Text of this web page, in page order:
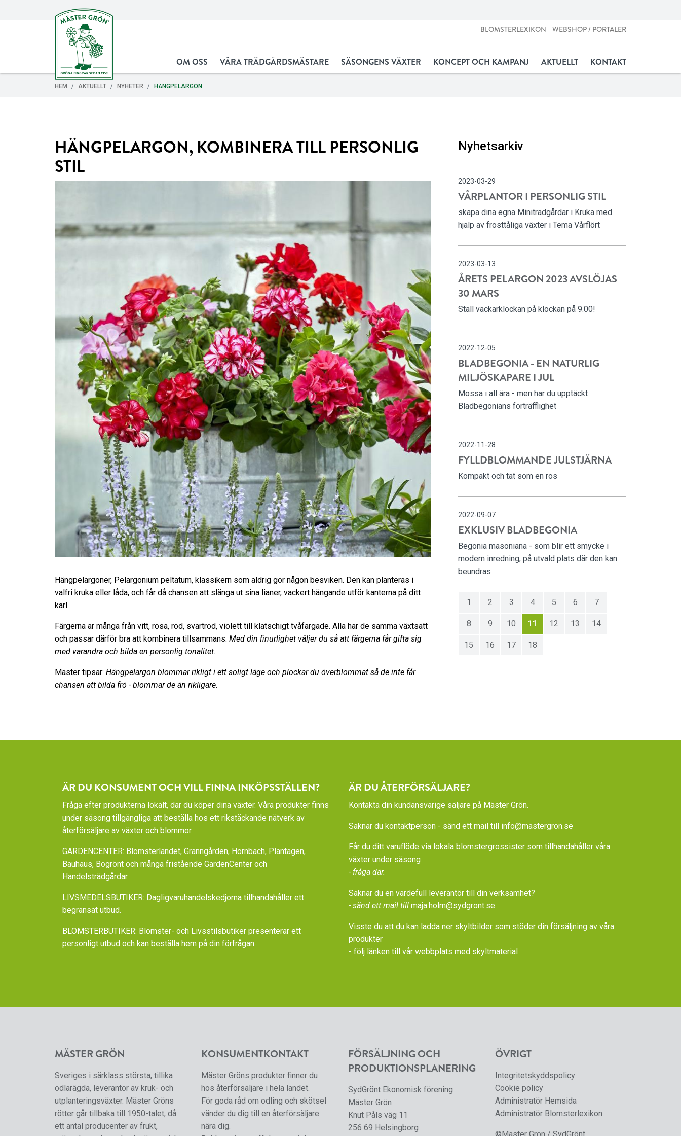
BLOMSTERLEXIKON WEBSHOP / PORTALER
OM OSS VÅRA TRÄDGÅRDSMÄSTARE SÄSONGENS VÄXTER KONCEPT OCH KAMPANJ AKTUELLT KONTAKT
HEM AKTUELLT NYHETER HÄNGPELARGON
HÄNGPELARGON, KOMBINERA TILL PERSONLIG
STIL
Hängpelargoner, Pelargonium peltatum, klassikern som aldrig gör någon besviken. Den kan planteras i
valfri kruka eller låda, och får då chansen att slänga ut sina lianer, vackert hängande utför kanterna på ditt
kärl.
Färgerna är många från vitt, rosa, röd, svartröd, violett till klatschigt tvåfärgade. Alla har de samma växtsätt
och passar därför bra att kombinera tillsammans. Med din finurlighet väljer du så att färgerna får gifta sig
med varandra och bilda en personlig tonalitet.
Mäster tipsar: Hängpelargon blommar rikligt i ett soligt läge och plockar du överblommat så de inte får
chansen att bilda frö - blommar de än rikligare.
Nyhetsarkiv
2023-03-29
VÅRPLANTOR I PERSONLIG STIL
skapa dina egna Miniträdgårdar i Kruka med
hjälp av frosttåliga växter i Tema Vårflört
2023-03-13
ÅRETS PELARGON 2023 AVSLÖJAS
30 MARS
Ställ väckarklockan på klockan på 9.00!
2022-12-05
BLADBEGONIA - EN NATURLIG
MILJÖSKAPARE I JUL
Mossa i all ära - men har du upptäckt
Bladbegonians förträfflighet
2022-11-28
FYLLDBLOMMANDE JULSTJÄRNA
Kompakt och tät som en ros
2022-09-07
EXKLUSIV BLADBEGONIA
Begonia masoniana - som blir ett smycke i
modern inredning, på utvald plats där den kan
beundras
1 2 3 4 5 6 7
8 9 10 11 12 13 14
15 16 17 18
ÄR DU KONSUMENT OCH VILL FINNA INKÖPSSTÄLLEN?
Fråga efter produkterna lokalt, där du köper dina växter. Våra produkter finns
under säsong tillgängliga att beställa hos ett rikstäckande nätverk av
återförsäljare av växter och blommor.
GARDENCENTER: Blomsterlandet, Granngården, Hornbach, Plantagen,
Bauhaus, Bogrönt och många fristående GardenCenter och
Handelsträdgårdar.
LIVSMEDELSBUTIKER: Dagligvaruhandelskedjorna tillhandahåller ett
begränsat utbud.
BLOMSTERBUTIKER: Blomster- och Livsstilsbutiker presenterar ett
personligt utbud och kan beställa hem på din förfrågan.
ÄR DU ÅTERFÖRSÄLJARE?
Kontakta din kundansvarige säljare på Mäster Grön.
Saknar du kontaktperson - sänd ett mail till info@mastergron.se
Får du ditt varuflöde via lokala blomstergrossister som tillhandahåller våra
växter under säsong
- fråga där.
Saknar du en värdefull leverantör till din verksamhet?
- sänd ett mail till maja.holm@sydgront.se
Visste du att du kan ladda ner skyltbilder som stöder din försäljning av våra
produkter
- följ länken till vår webbplats med skyltmaterial
MÄSTER GRÖN
Sveriges i särklass största, tillika
odlarägda, leverantör av kruk- och
utplanteringsväxter. Mäster Gröns
rötter går tillbaka till 1950-talet, då
ett antal producenter av frukt,
KONSUMENTKONTAKT
Mäster Gröns produkter finner du
hos återförsäljare i hela landet.
För goda råd om odling och skötsel
vänder du dig till en återförsäljare
nära dig.
FÖRSÄLJNING OCH
PRODUKTIONSPLANERING
SydGrönt Ekonomisk förening
Mäster Grön
Knut Påls väg 11
256 69 Helsingborg
ÖVRIGT
Integritetskyddspolicy
Cookie policy
Administratör Hemsida
Administratör Blomsterlexikon
©Mäster Grön / SydGrönt